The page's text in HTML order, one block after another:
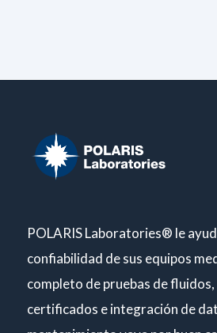
POLARIS Laboratories® le
confiabilidad de sus equipos
completo de pruebas de fluidos,
certificados e integración de